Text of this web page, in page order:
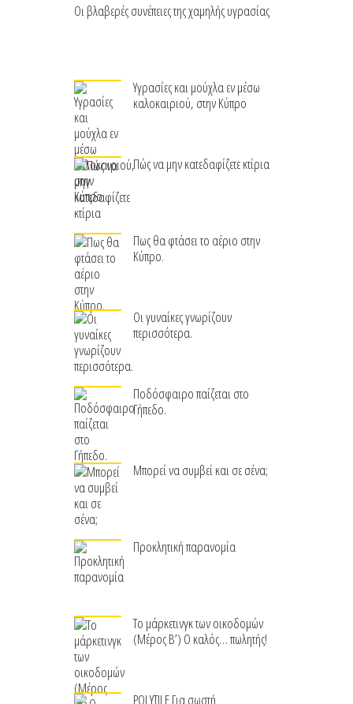
Οι βλαβερές συνέπειες της χαμηλής υγρασίας
Υγρασίες και μούχλα εν μέσω
καλοκαιριού, στην Κύπρο
Πώς να μην κατεδαφίζετε κτίρια
Πως θα φτάσει το αέριο στην
Κύπρο.
Οι γυναίκες γνωρίζουν
περισσότερα.
Ποδόσφαιρο παίζεται στο
Γήπεδο.
Μπορεί να συμβεί και σε σένα;
Προκλητική παρανομία
Το μάρκετινγκ των οικοδομών
(Μέρος Β’) Ο καλός… πωλητής!
POLYTILE Για σωστή